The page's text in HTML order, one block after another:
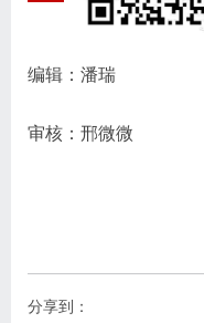
编辑：潘瑞
审核：邢微微
分享到：